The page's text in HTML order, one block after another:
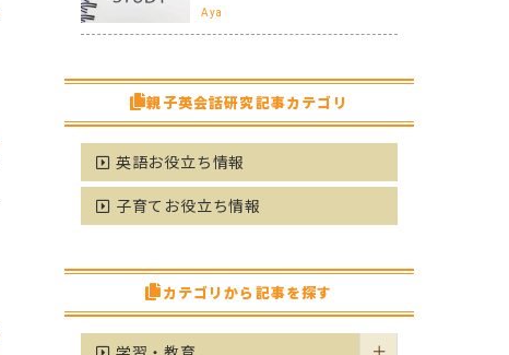
Aya
親子英会話研究記事カテゴリ
英語お役立ち情報
子育てお役立ち情報
カテゴリから記事を探す